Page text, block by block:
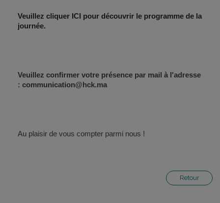
Veuillez cliquer ICI pour découvrir le programme de la
journée.
Veuillez confirmer votre présence par mail à l'adresse
: communication@hck.ma
Au plaisir de vous compter parmi nous !
Retour